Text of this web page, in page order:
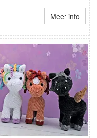
Meer info